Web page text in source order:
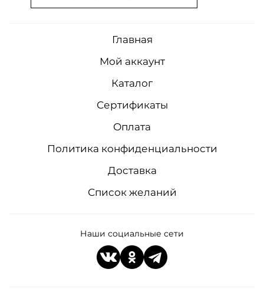
Главная
Мой аккаунт
Каталог
Сертификаты
Оплата
Политика конфиденциальности
Доставка
Список желаний
Наши социальные сети